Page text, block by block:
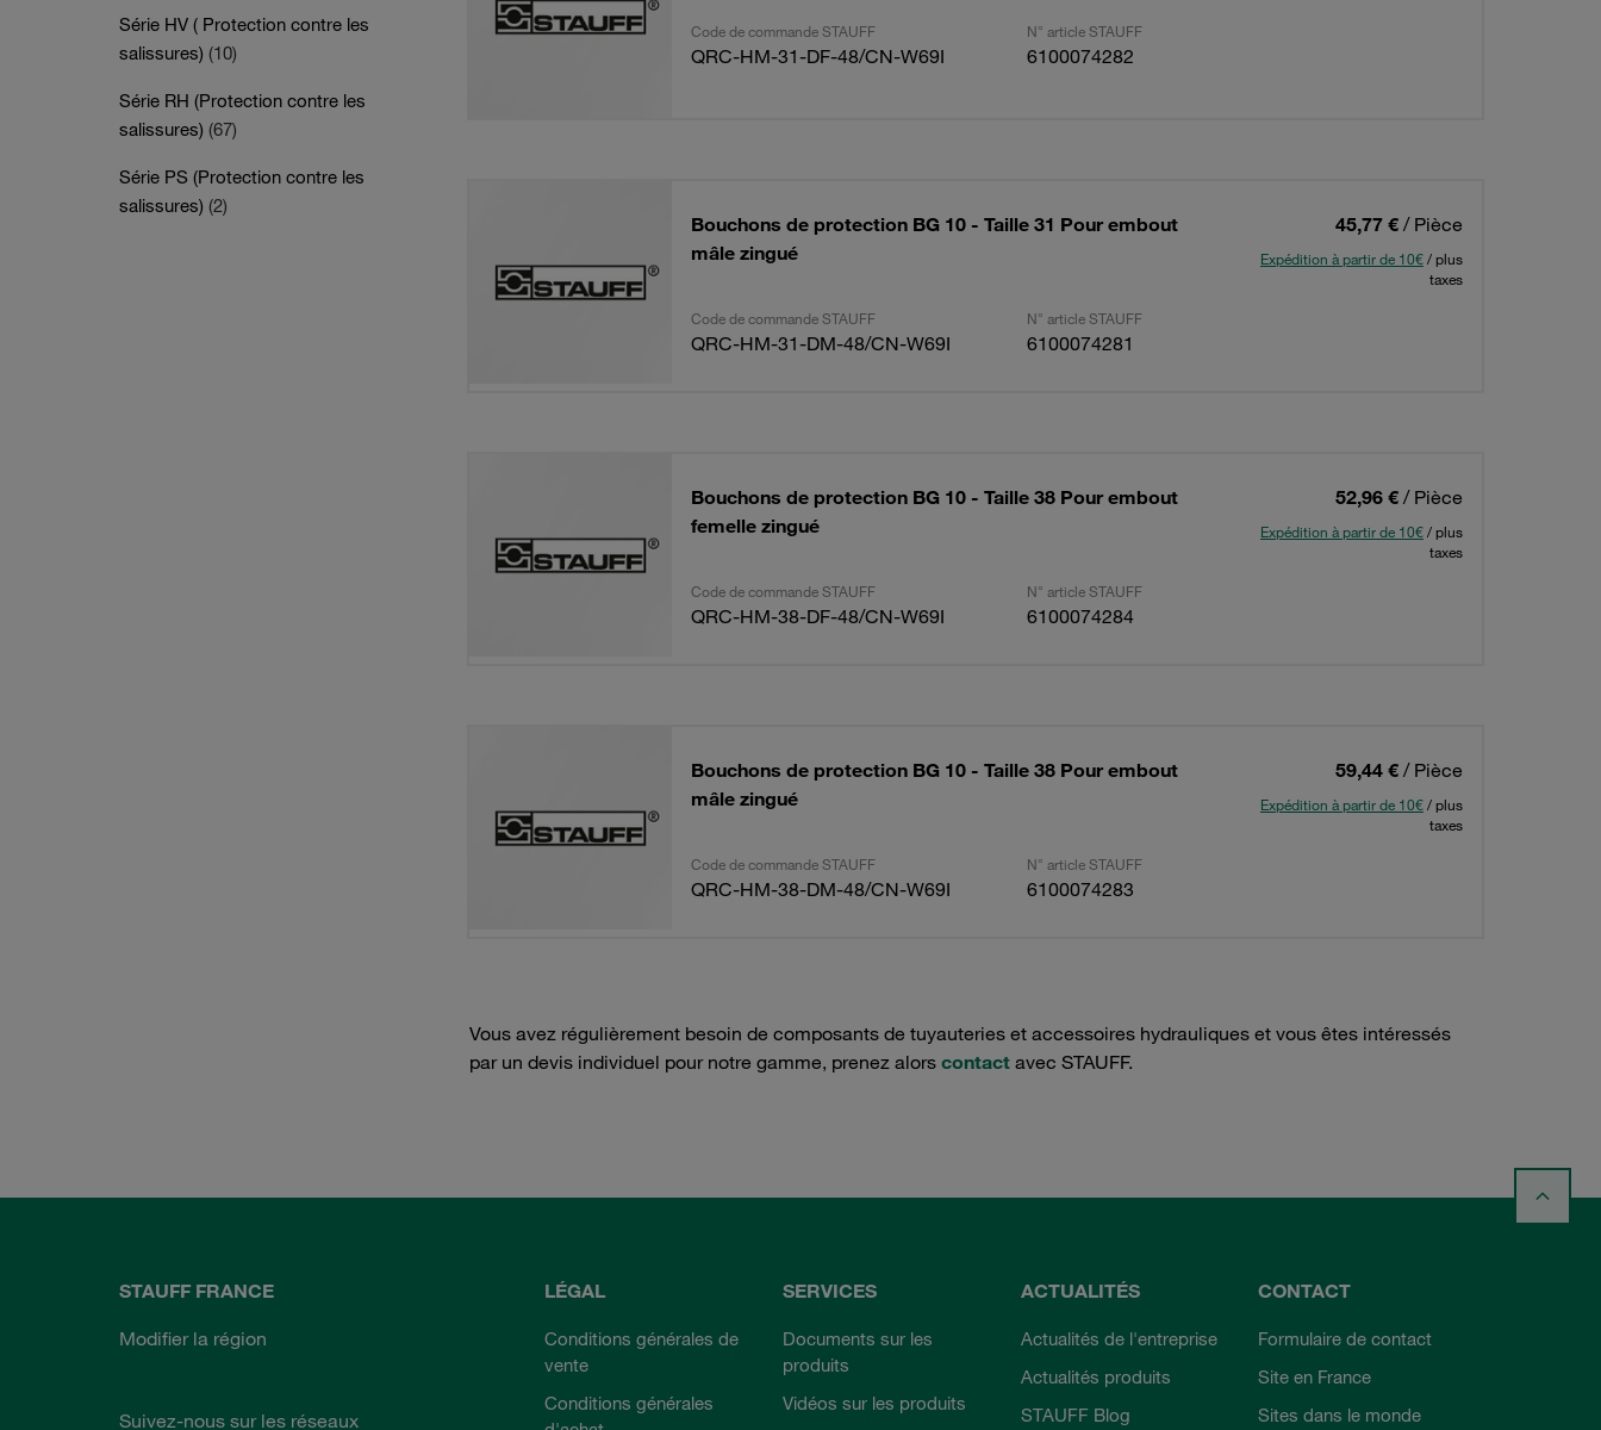
Série HV ( Protection contre les
salissures) (10)
Série RH (Protection contre les
salissures) (67)
Série PS (Protection contre les
salissures) (2)
Code de commande STAUFF N° article STAUFF
QRC-HM-31-DF-48/CN-W69I 6100074282
Bouchons de protection BG 10 - Taille 31 Pour embout
mâle zingué
45,77 € / Pièce
Expédition à partir de 10€/ plus
taxes
Code de commande STAUFF N° article STAUFF
QRC-HM-31-DM-48/CN-W69I 6100074281
Bouchons de protection BG 10 - Taille 38 Pour embout
femelle zingué
52,96 € / Pièce
Expédition à partir de 10€/ plus
taxes
Code de commande STAUFF N° article STAUFF
QRC-HM-38-DF-48/CN-W69I 6100074284
Bouchons de protection BG 10 - Taille 38 Pour embout
mâle zingué
59,44 € / Pièce
Expédition à partir de 10€/ plus
taxes
Code de commande STAUFF N° article STAUFF
QRC-HM-38-DM-48/CN-W69I 6100074283
Vous avez régulièrement besoin de composants de tuyauteries et accessoires hydrauliques et vous êtes intéressés
par un devis individuel pour notre gamme, prenez alors contactavec STAUFF.
STAUFF FRANCE
Modifier la région
Suivez-nous sur les réseaux
LÉGAL
Conditions générales de
vente
Conditions générales
SERVICES
Documents sur les
produits
Vidéos sur les produits
ACTUALITÉS
Actualités de l'entreprise
Actualités produits
STAUFF Blog
CONTACT
Formulaire de contact
Site en France
Sites dans le monde